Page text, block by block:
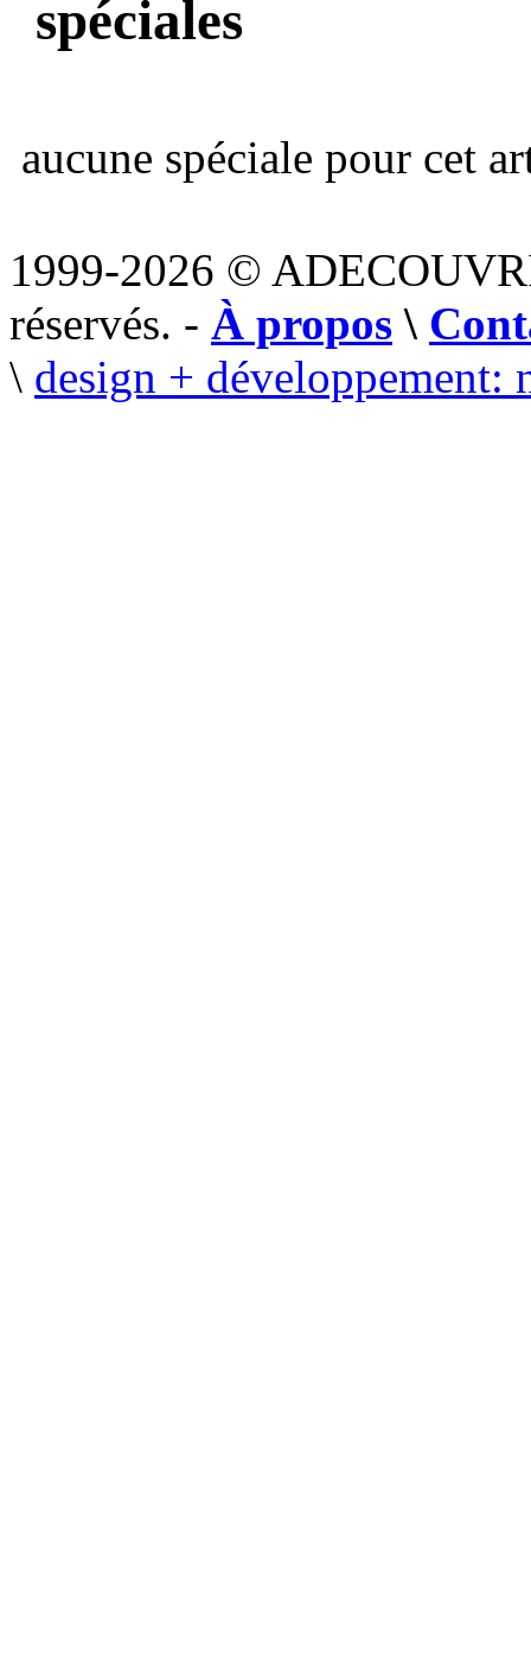
spéciales
aucune spéciale pour cet
1999-2026 ©
réservés. - À propos \
\ design + développement: